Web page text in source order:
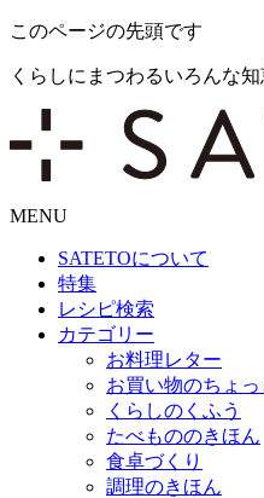
このページの先頭です
くらしにまつわるいろんな
MENU
SATETOについて
特集
レシピ検索
カテゴリー
お料理レター
お買い物のちょ
くらしのくふう
たべもののきほん
食卓づくり
調理のきほん